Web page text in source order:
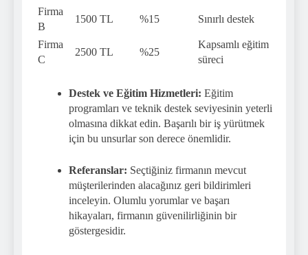
Firma
B
1500 TL %15 Sınırlı destek
Firma
C
2500 TL %25
Kapsamlı eğitim
süreci
Destek ve Eğitim Hizmetleri: Eğitim
programları ve teknik destek seviyesinin yeterli
olmasına dikkat edin. Başarılı bir iş yürütmek
için bu unsurlar son derece önemlidir.
Referanslar: Seçtiğiniz firmanın mevcut
müşterilerinden alacağınız geri bildirimleri
inceleyin. Olumlu yorumlar ve başarı
hikayaları, firmanın güvenilirliğinin bir
göstergesidir.